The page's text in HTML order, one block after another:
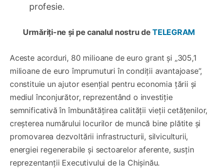
profesie.
Urmăriți-ne și pe canalul nostru deTELEGRAM
Aceste acorduri, 80 milioane de euro grant și „305,1
milioane de euro împrumuturi în condiții avantajoase”,
constituie un ajutor esențial pentru economia țării și
mediul înconjurător, reprezentând o investiție
semnificativă în îmbunătățirea calității vieții cetățenilor,
creșterea numărului locurilor de muncă bine plătite și
promovarea dezvoltării infrastructurii, silviculturii,
energiei regenerabile și sectoarelor aferente, susțin
reprezentanții Executivului de la Chișinău.